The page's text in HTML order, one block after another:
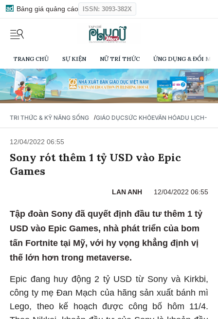
Bảng giá quảng cáo ISSN: 3093-382X
TRANG CHỦ SỰ KIỆN NỮ TRÍ THỨC ỨNG DỤNG & ĐỔI
TRI THỨC & KỸ NĂNG SỐNG /GIÁO DỤCSỨC KHỎEVĂN HÓADU LỊCH-
12/04/2022 06:55
Sony rót thêm 1 tỷ USD vào Epic
Games
LAN ANH 12/04/2022 06:55
Tập đoàn Sony đã quyết định đầu tư thêm 1 tỷ
USD vào Epic Games, nhà phát triển của bom
tấn Fortnite tại Mỹ, với hy vọng khẳng định vị
thế lớn hơn trong metaverse.
Epic đang huy động 2 tỷ USD từ Sony và Kirkbi,
công ty mẹ Đan Mạch của hãng sản xuất bánh mì
Lego, theo kế hoạch được công bố hôm 11/4.